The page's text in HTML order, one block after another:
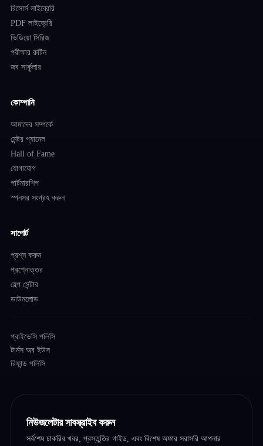
রিসোর্স লাইব্রেরি
PDF লাইব্রেরি
ভিডিয়ো সিরিজ
পরীক্ষার রুটিন
জব সার্কুলার
কোম্পানি
আমাদের সম্পর্কে
মেন্টর প্যানেল
Hall of Fame
যোগাযোগ
পার্টনারশিপ
স্পনসর সংগ্রহ করুন
সাপোর্ট
প্রশ্ন করুন
প্রশ্নোত্তর
হেল্প সেন্টার
ডাউনলোড
প্রাইভেসি পলিসি
টার্মস অব ইউস
রিফান্ড পলিসি
নিউজলেটার সাবস্ক্রাইব করুন
সর্বশেষ চাকরির খবর, প্রস্তুতির গাইড, এবং বিশেষ অফার সরাসরি আপনার